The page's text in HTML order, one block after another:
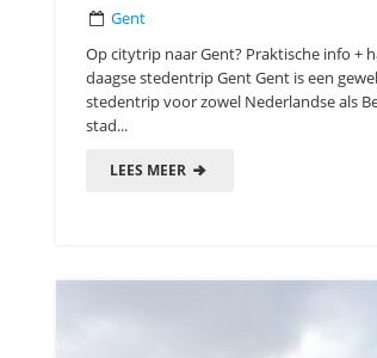
Gent
Op citytrip naar Gent? Praktische info +
daagse stedentrip Gent Gent is een
stedentrip voor zowel Nederlandse als
stad...
LEES MEER